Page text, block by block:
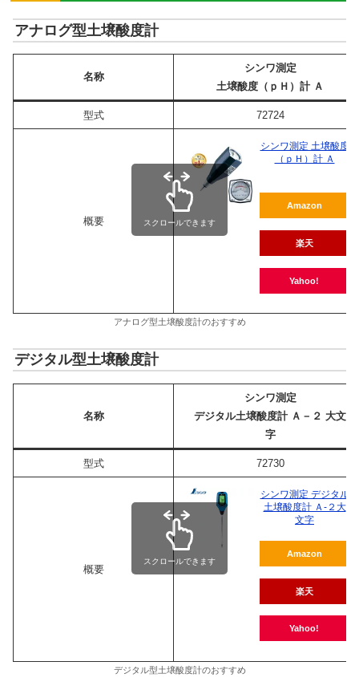
アナログ型土壌酸度計
名称
シンワ測定
土壌酸度（ｐＨ）計 Ａ
型式 72724
概要
シンワ測定 土壌酸度
（ｐＨ）計 Ａ
Amazon
楽天
Yahoo!
スクロールできます
アナログ型土壌酸度計のおすすめ
デジタル型土壌酸度計
名称
シンワ測定
デジタル土壌酸度計 Ａ－２ 大文
字
型式 72730
概要
シンワ測定 デジタル
土壌酸度計 Ａ-２大
文字
Amazon
楽天
Yahoo!
スクロールできます
デジタル型土壌酸度計のおすすめ